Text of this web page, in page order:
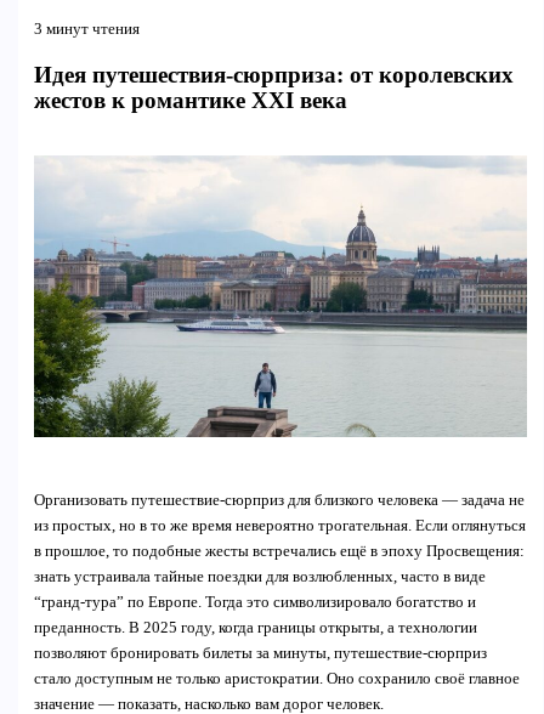
3 минут чтения
Идея путешествия-сюрприза: от королевских
жестов к романтике XXI века
Организовать путешествие-сюрприз для близкого человека — задача не
из простых, но в то же время невероятно трогательная. Если оглянуться
в прошлое, то подобные жесты встречались ещё в эпоху Просвещения:
знать устраивала тайные поездки для возлюбленных, часто в виде
“гранд-тура” по Европе. Тогда это символизировало богатство и
преданность. В 2025 году, когда границы открыты, а технологии
позволяют бронировать билеты за минуты, путешествие-сюрприз
стало доступным не только аристократии. Оно сохранило своё главное
значение — показать, насколько вам дорог человек.